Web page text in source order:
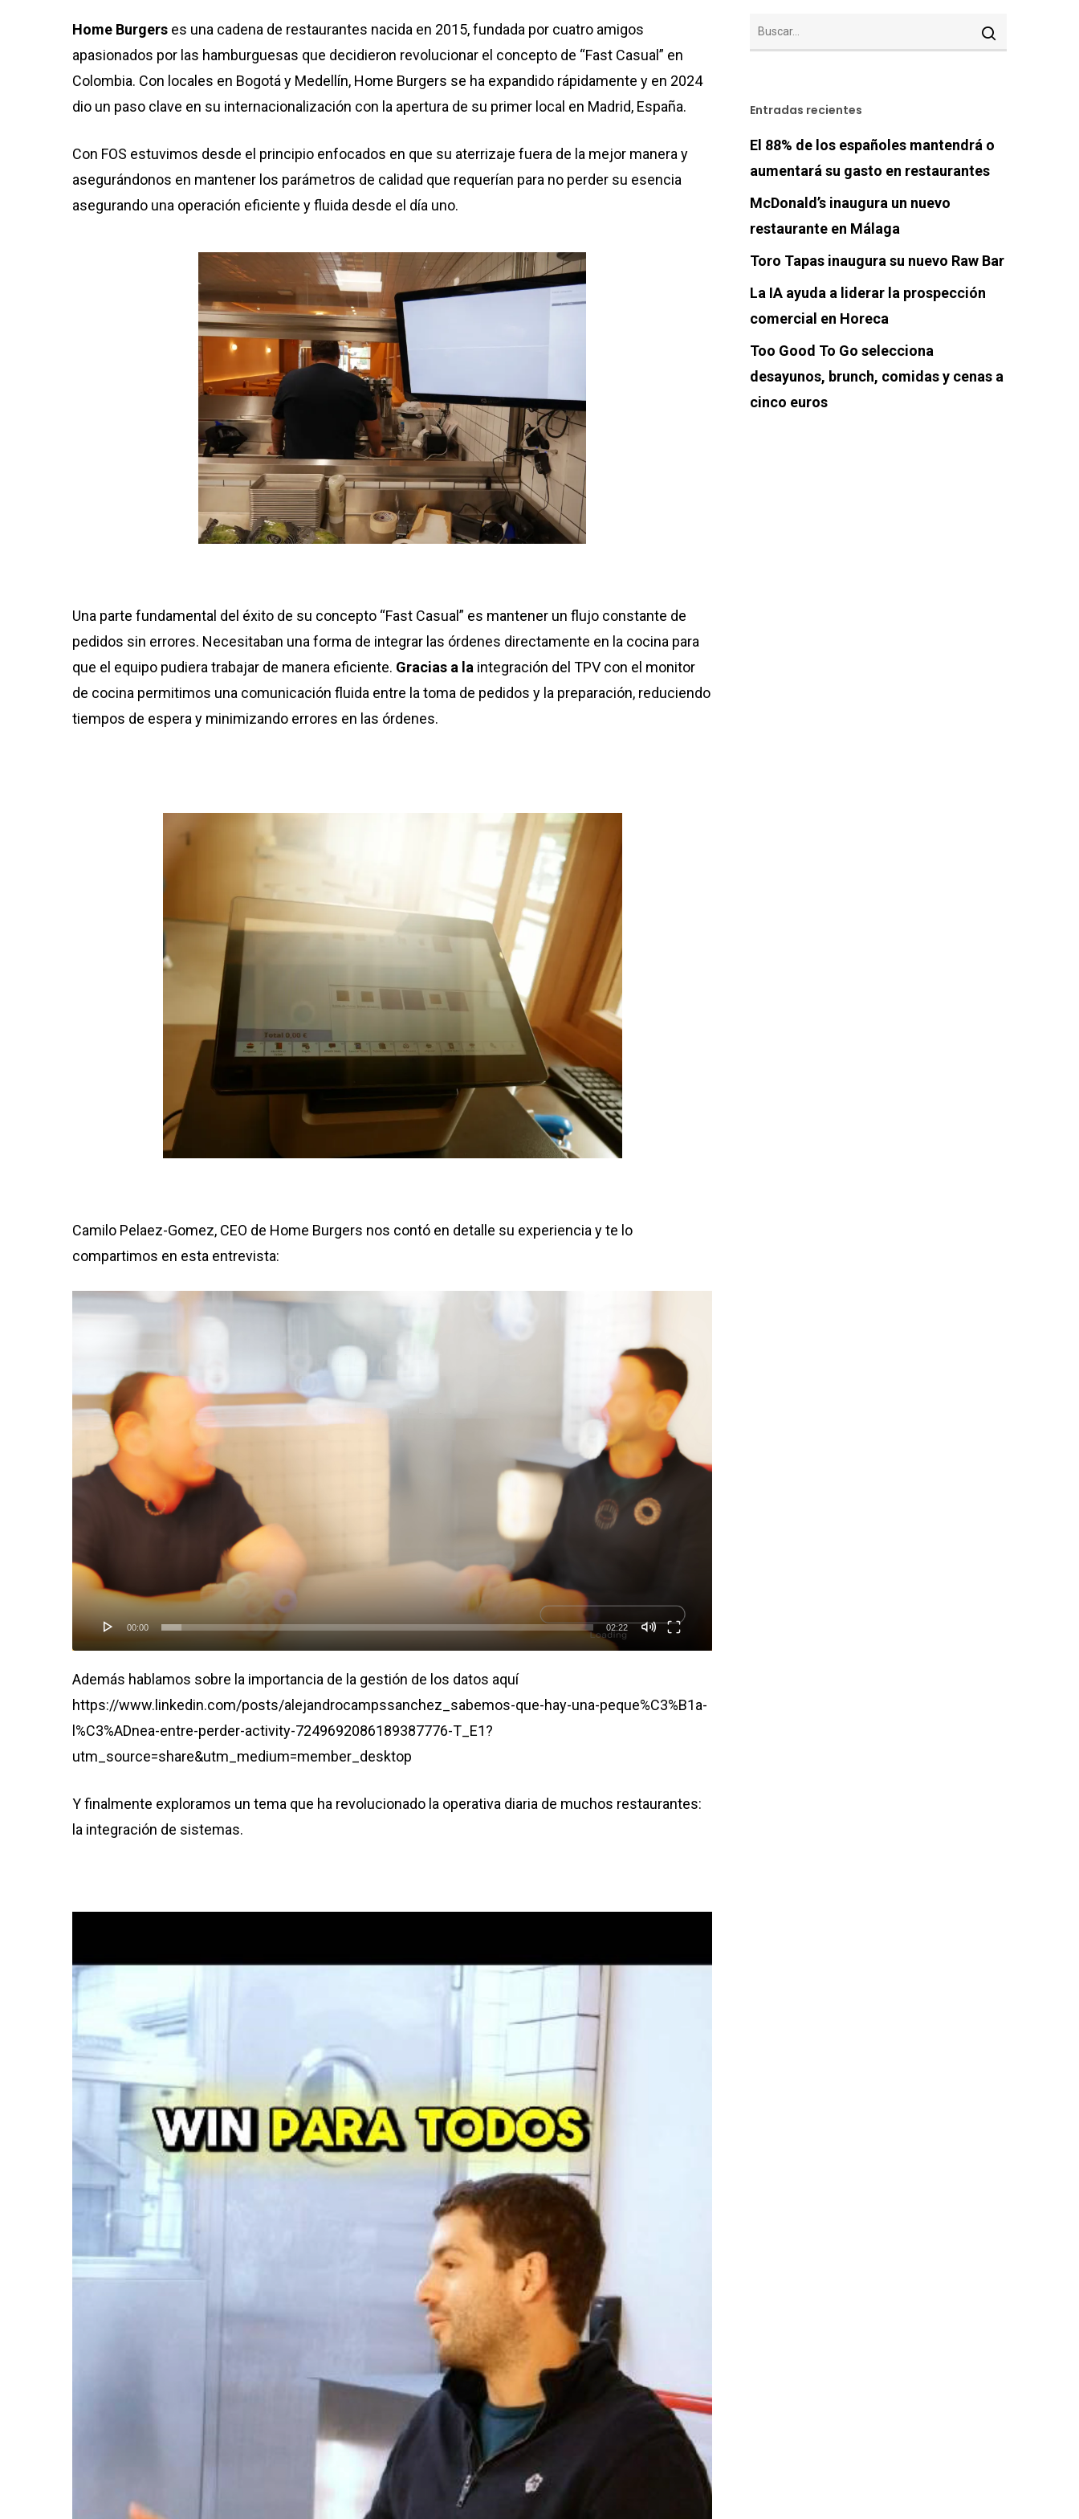
Home Burgers es una cadena de restaurantes nacida en 2015, fundada por cuatro amigos
apasionados por las hamburguesas que decidieron revolucionar el concepto de “Fast Casual” en
Colombia. Con locales en Bogotá y Medellín, Home Burgers se ha expandido rápidamente y en 2024
dio un paso clave en su internacionalización con la apertura de su primer local en Madrid, España.
Con FOS estuvimos desde el principio enfocados en que su aterrizaje fuera de la mejor manera y
asegurándonos en mantener los parámetros de calidad que requerían para no perder su esencia
asegurando una operación eficiente y fluida desde el día uno.
Una parte fundamental del éxito de su concepto “Fast Casual” es mantener un flujo constante de
pedidos sin errores. Necesitaban una forma de integrar las órdenes directamente en la cocina para
que el equipo pudiera trabajar de manera eficiente. Gracias a la integración del TPV con el monitor
de cocina permitimos una comunicación fluida entre la toma de pedidos y la preparación, reduciendo
tiempos de espera y minimizando errores en las órdenes.
Camilo Pelaez-Gomez, CEO de Home Burgers nos contó en detalle su experiencia y te lo
compartimos en esta entrevista:
Reproductor
00:00 02:22
Además hablamos sobre la importancia de la gestión de los datos aquí
https://www.linkedin.com/posts/alejandrocampssanchez_sabemos-que-hay-una-peque%C3%B1a-
l%C3%ADnea-entre-perder-activity-7249692086189387776-T_E1?
utm_source=share&utm_medium=member_desktop
Y finalmente exploramos un tema que ha revolucionado la operativa diaria de muchos restaurantes:
la integración de sistemas.
vídeo
Entradas recientes
El 88% de los españoles mantendrá o
aumentará su gasto en restaurantes
McDonald’s inaugura un nuevo
restaurante en Málaga
Toro Tapas inaugura su nuevo Raw Bar
La IA ayuda a liderar la prospección
comercial en Horeca
Too Good To Go selecciona
desayunos, brunch, comidas y cenas a
cinco euros